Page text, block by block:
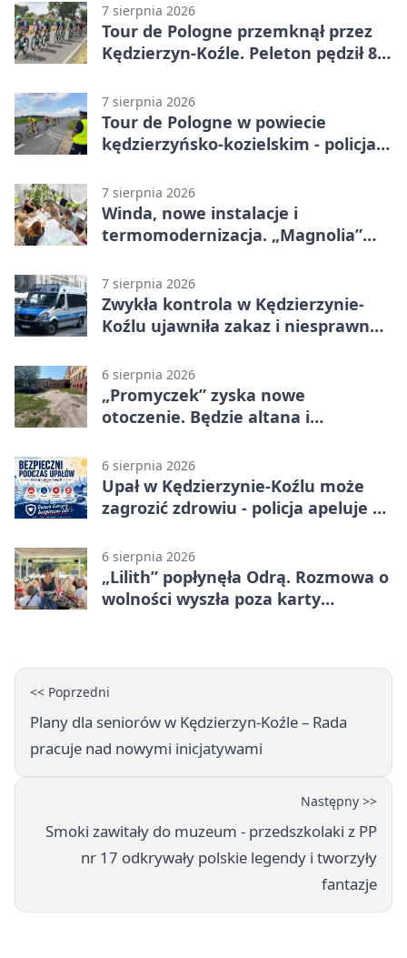
7 sierpnia 2026
Tour de Pologne przemknął przez
Kędzierzyn-Koźle. Peleton pędził 80
7 sierpnia 2026
Tour de Pologne w powiecie
kędzierzyńsko-kozielskim - policja
7 sierpnia 2026
Winda, nowe instalacje i
termomodernizacja. „Magnolia”
7 sierpnia 2026
Zwykła kontrola w Kędzierzynie-
Koźlu ujawniła zakaz i niesprawne
6 sierpnia 2026
„Promyczek” zyska nowe
otoczenie. Będzie altana i
6 sierpnia 2026
Upał w Kędzierzynie-Koźlu może
zagrozić zdrowiu - policja apeluje o
6 sierpnia 2026
„Lilith” popłynęła Odrą. Rozmowa o
wolności wyszła poza karty
<< Poprzedni
Plany dla seniorów w Kędzierzyn‑Koźle – Rada
pracuje nad nowymi inicjatywami
Następny >>
Smoki zawitały do muzeum - przedszkolaki z PP
nr 17 odkrywały polskie legendy i tworzyły
fantazje